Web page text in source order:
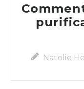
Natolie